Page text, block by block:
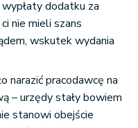
dodatku za
nie mieli szans
wskutek wydania
narazić pracodawcę na
– urzędy stały bowiem
stanowi obejście